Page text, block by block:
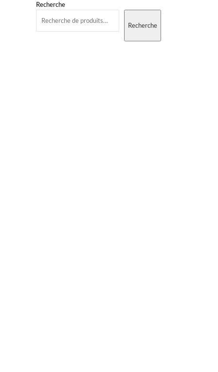
Recherche
Recherche